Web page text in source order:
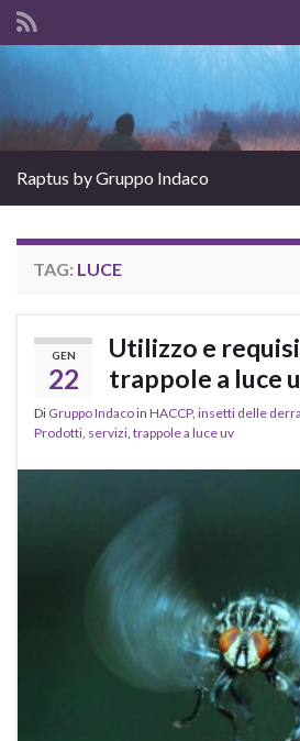
Raptus by Gruppo Indaco
TAG: LUCE
GEN
22
Utilizzo e
trappole a luce
Di Gruppo Indacoin HACCP, insetti delle
Prodotti servizi trappole a luce uv